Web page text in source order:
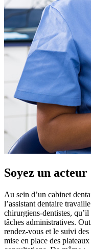
Soyez un acteur
Au sein d’un cabinet
l’assistant dentaire
chirurgiens-dentistes, qu’il
tâches administratives.
rendez-vous et le suivi
mise en place des